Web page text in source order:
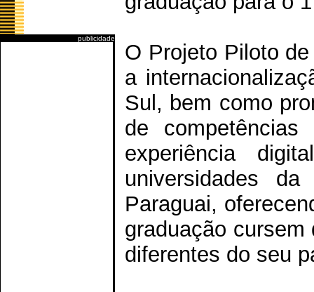
publicidade
O Projeto Piloto
a
Sul, bem como
de
experiência
universidades
Paraguai,
graduação
diferentes do seu